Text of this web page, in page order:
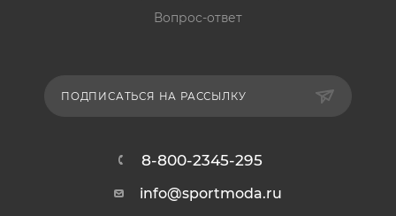
Вопрос-ответ
ПОДПИСАТЬСЯ НА РАССЫЛКУ
8-800-2345-295
info@sportmoda.ru